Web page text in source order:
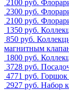
2100 руб.
2300 руб.
2100 руб.
1350 руб.
850 руб.
магнитным
1800 руб.
3728 руб.
4771 руб. Горшок
2927 руб. Набор